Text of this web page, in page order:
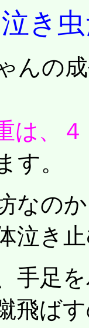
泣き
んの
は、
す。
なの
泣き
手足
飛ば